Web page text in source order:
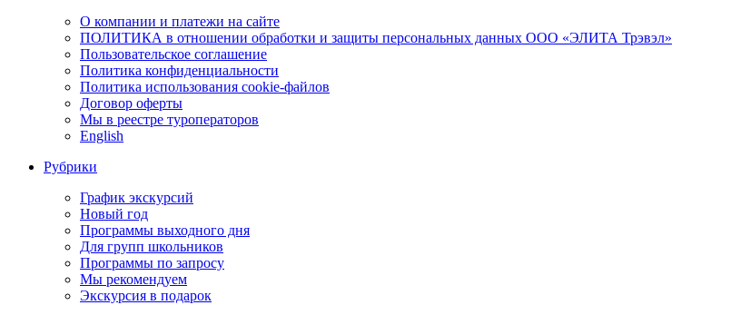
О компании и платежи на сайте
ПОЛИТИКА в отношении обработки и защиты персональных данных ООО «ЭЛИТА Трэвэл»
Пользовательское соглашение
Политика конфиденциальности
Политика использования cookie-файлов
Договор оферты
Мы в реестре туроператоров
English
Рубрики
График экскурсий
Новый год
Программы выходного дня
Для групп школьников
Программы по запросу
Мы рекомендуем
Экскурсия в подарок